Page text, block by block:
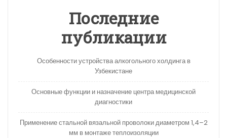
s
ni
ki
Последние
публикации
Особенности устройства алкогольного холдинга в
Узбекистане
Основные функции и назначение центра медицинской
диагностики
Применение стальной вязальной проволоки диаметром 1,4–2
мм в монтаже теплоизоляции